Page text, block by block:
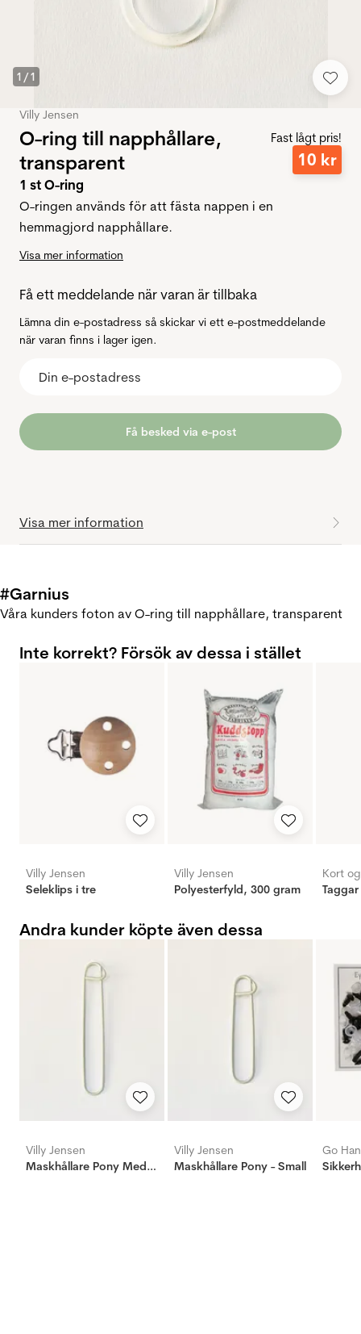
1 /1
Villy Jensen
O-ring till napphållare,
transparent
Fast lågt pris!
10 kr
1 st O-ring
O-ringen används för att fästa nappen i en
hemmagjord napphållare.
Visa mer information
Få ett meddelande när varan är tillbaka
Lämna din e-postadress så skickar vi ett e-postmeddelande
när varan finns i lager igen.
Få besked via e-post
Visa mer information
#Garnius
Våra kunders foton av O-ring till napphållare, transparent
Inte korrekt? Försök av dessa i stället
Villy Jensen
Seleklips i tre
Villy Jensen
Polyesterfyld, 300 gram
Kort
Andra kunder köpte även dessa
Villy Jensen
Maskhållare Pony Medium
Villy Jensen
Maskhållare Pony - Small
Go